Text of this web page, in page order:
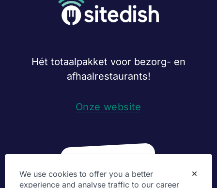
Hét totaalpakket voor bezorg- en
afhaalrestaurants!
Onze website
We use cookies to offer you a better
experience and analyse traffic to our career